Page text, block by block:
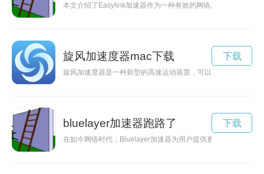
本文介绍了Easylink加速器作为一种有效的网络加速工具，能
旋风加速度器mac下载
旋风加速度器是一种新型的高速运动装置，可以实现普通物体
下载
bluelayer加速器跑路了
在如今网络时代，Bluelayer加速器为用户提供更快的上网体验
下载